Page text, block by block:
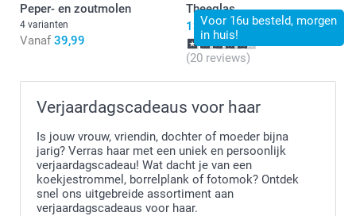
Peper- en zoutmolen
4 varianten
Vanaf 39,99
Voor 16u besteld, morgen
in huis!
Theeglas
13,99
(20 reviews)
Verjaardagscadeaus voor haar
Is jouw vrouw, vriendin, dochter of moeder bijna
jarig? Verras haar met een uniek en persoonlijk
verjaardagscadeau! Wat dacht je van een
koekjestrommel, borrelplank of fotomok? Ontdek
snel ons uitgebreide assortiment aan
verjaardagscadeaus voor haar.